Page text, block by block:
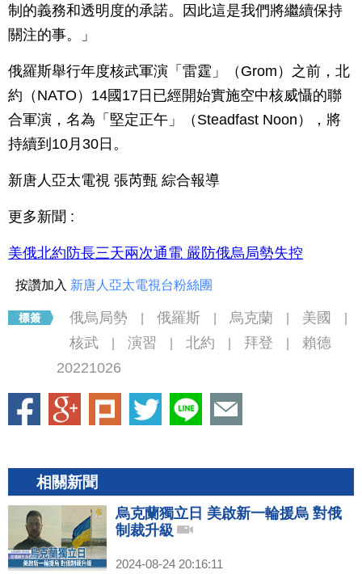
制的義務和透明度的承諾。因此這是我們將繼續保持
關注的事。」
俄羅斯舉行年度核武軍演「雷霆」（Grom）之前，北
約（NATO）14國17日已經開始實施空中核威懾的聯
合軍演，名為「堅定正午」（Steadfast Noon），將
持續到10月30日。
新唐人亞太電視 張芮甄 綜合報導
更多新聞 :
美俄北約防長三天兩次通電 嚴防俄烏局勢失控
按讚加入 新唐人亞太電視台粉絲團
俄烏局勢 俄羅斯 烏克蘭 美國
核武 演習 北約 拜登
賴德
20221026
相關新聞
烏克蘭獨立日 美啟新一輪援烏 對俄
制裁升級
2024-08-24 20:16:11